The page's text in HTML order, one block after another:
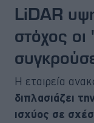
LiDAR
στόχος οι
Η εταιρεία
διπλασιάζει
ισχύος σε